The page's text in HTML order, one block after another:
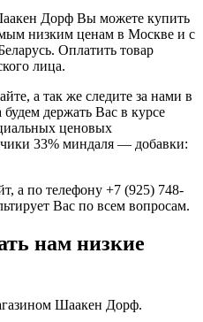
Дорф Вы можете купить
низким ценам в Москве и с
Оплатить товар
лица.
а так же следите за нами в
держать Вас в курсе
ценовых
33% миндаля — добавки:
а по телефону +7 (925) 748-
Вас по всем вопросам.
нам низкие
Шаакен Дорф.